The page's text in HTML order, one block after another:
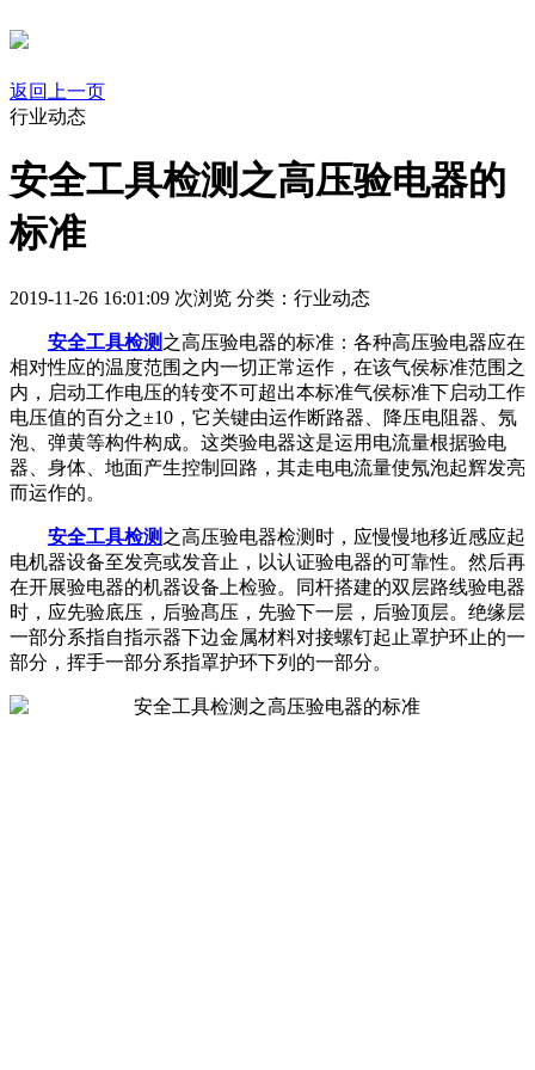
返回上一页
行业动态
安全工具检测之高压验电器的
标准
2019-11-26 16:01:09 次浏览 分类：行业动态
安全工具检测 之高压验电器的标准：各种高压验电器应在
相对性应的温度范围之内一切正常运作，在该气侯标准范围之
内，启动工作电压的转变不可超出本标准气侯标准下启动工作
电压值的百分之±10，它关键由运作断路器、降压电阻器、氖
泡、弹黄等构件构成。这类验电器这是运用电流量根据验电
器、身体、地面产生控制回路，其走电电流量使氖泡起辉发亮
而运作的。
安全工具检测 之高压验电器检测时，应慢慢地移近感应起
电机器设备至发亮或发音止，以认证验电器的可靠性。然后再
在开展验电器的机器设备上检验。同杆搭建的双层路线验电器
时，应先验底压，后验髙压，先验下一层，后验顶层。绝缘层
一部分系指自指示器下边金属材料对接螺钉起止罩护环止的一
部分，挥手一部分系指罩护环下列的一部分。